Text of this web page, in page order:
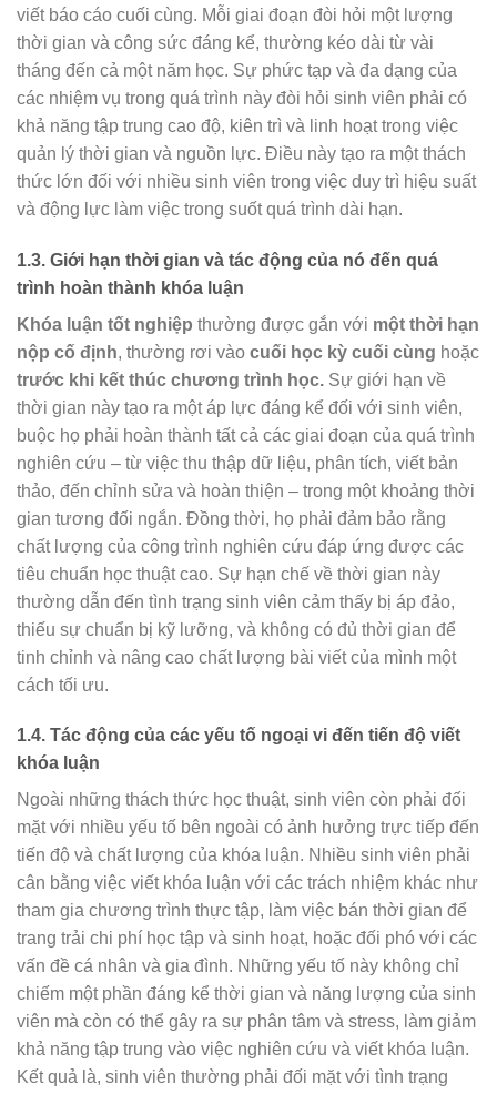
viết báo cáo cuối cùng. Mỗi giai đoạn đòi hỏi một lượng
thời gian và công sức đáng kể, thường kéo dài từ vài
tháng đến cả một năm học. Sự phức tạp và đa dạng của
các nhiệm vụ trong quá trình này đòi hỏi sinh viên phải có
khả năng tập trung cao độ, kiên trì và linh hoạt trong việc
quản lý thời gian và nguồn lực. Điều này tạo ra một thách
thức lớn đối với nhiều sinh viên trong việc duy trì hiệu suất
và động lực làm việc trong suốt quá trình dài hạn.
1.3. Giới hạn thời gian và tác động của nó đến quá
trình hoàn thành khóa luận
Khóa luận tốt nghiệp thường được gắn với một thời hạn
nộp cố định, thường rơi vào cuối học kỳ cuối cùng hoặc
trước khi kết thúc chương trình học. Sự giới hạn về
thời gian này tạo ra một áp lực đáng kể đối với sinh viên,
buộc họ phải hoàn thành tất cả các giai đoạn của quá trình
nghiên cứu – từ việc thu thập dữ liệu, phân tích, viết bản
thảo, đến chỉnh sửa và hoàn thiện – trong một khoảng thời
gian tương đối ngắn. Đồng thời, họ phải đảm bảo rằng
chất lượng của công trình nghiên cứu đáp ứng được các
tiêu chuẩn học thuật cao. Sự hạn chế về thời gian này
thường dẫn đến tình trạng sinh viên cảm thấy bị áp đảo,
thiếu sự chuẩn bị kỹ lưỡng, và không có đủ thời gian để
tinh chỉnh và nâng cao chất lượng bài viết của mình một
cách tối ưu.
1.4. Tác động của các yếu tố ngoại vi đến tiến độ viết
khóa luận
Ngoài những thách thức học thuật, sinh viên còn phải đối
mặt với nhiều yếu tố bên ngoài có ảnh hưởng trực tiếp đến
tiến độ và chất lượng của khóa luận. Nhiều sinh viên phải
cân bằng việc viết khóa luận với các trách nhiệm khác như
tham gia chương trình thực tập, làm việc bán thời gian để
trang trải chi phí học tập và sinh hoạt, hoặc đối phó với các
vấn đề cá nhân và gia đình. Những yếu tố này không chỉ
chiếm một phần đáng kể thời gian và năng lượng của sinh
viên mà còn có thể gây ra sự phân tâm và stress, làm giảm
khả năng tập trung vào việc nghiên cứu và viết khóa luận.
Kết quả là, sinh viên thường phải đối mặt với tình trạng